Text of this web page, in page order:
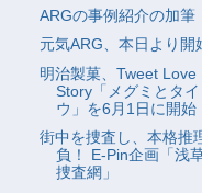
ARGの事例紹介の加筆
元気ARG、本日より開
明治製菓、Tweet Love
Story「メグミとタイ
ウ」を6月1日に開始
街中を捜査し、本格推
負！ E-Pin企画「浅
捜査網」